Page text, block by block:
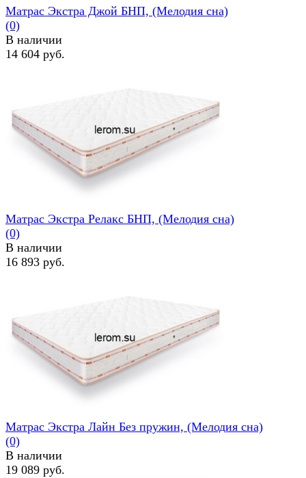
избранное сравнить
Матрас Экстра Джой БНП, (Мелодия сна)
(0)
В наличии
14 604 руб.
избранное сравнить
Матрас Экстра Релакс БНП, (Мелодия сна)
(0)
В наличии
16 893 руб.
Матрас Экстра Лайн Без пружин, (Мелодия сна)
(0)
В наличии
19 089 руб.